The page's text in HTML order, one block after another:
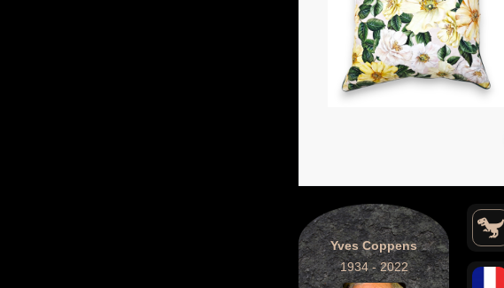
Yves Coppens
1934 - 2022